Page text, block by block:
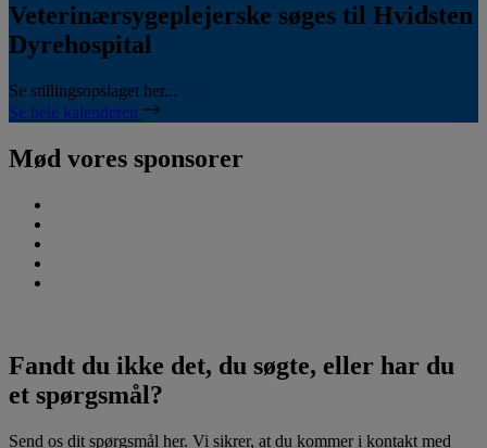
Veterinærsygeplejerske søges til Hvidsten
Dyrehospital
Se stillingsopslaget her...
Se hele kalenderen
Mød vores sponsorer
Fandt du ikke det, du søgte, eller har du
et spørgsmål?
Send os dit spørgsmål her. Vi sikrer, at du kommer i kontakt med